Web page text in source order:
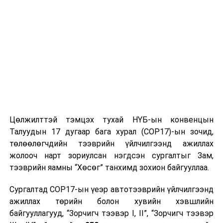
Хайрхан дулаан, Баянгол, Гучин-Ус, Нарийнтээл,
Зүүнбаян-Улаан, Баян-Өндөр сумын 10, Төв аймгийн
Мөнгөнморьт, Угтаалцайдам, Эрдэнэ, Цээл, Баян-
Өнжүүл, Алтанбулаг, Баяндэлгэр сумын 7 багт нийт 16
аймагт харилцаа холбооны дэд бүтцийг бий болгоно.
Уг төслийн хүрээнд хөдөөгийн алслагдсан багуудад
харилцаа холбооны байр, цамхгийн дэд бүтцийг
байгуулж, үүрэн холбооны 4G үйлчилгээг нэвтрүүлнэ.
Цөлжилттэй тэмцэх тухай НҮБ-ын конвенцын
Талуудын 17 дугаар бага хурал (COP17)-ын зочид,
төлөөлөгчдийн тээврийн үйлчилгээнд ажиллах
жолооч нарт зориулсан нэгдсэн сургалтыг Зам,
тээврийн яамны “Хөсөг” танхимд зохион байгууллаа.
Сургалтад COP17-ын үеэр автотээврийн үйлчилгээнд
ажиллах төрийн болон хувийн хэвшлийн
байгууллагууд, “Зорчигч тээвэр I, II”, “Зорчигч тээвэр